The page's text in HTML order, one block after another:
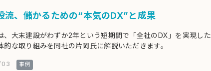
流、儲かるための“本気のDX”と成果
、大末建設がわずか2年という短期間で「全社のDX」を実現した
的な取り組みを同社の片岡氏に解説いただきます。
事例